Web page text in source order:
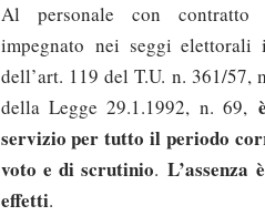
Al personale con contratto
impegnato nei seggi elettorali
dell’art. 119 del T.U. n. 361/57,
della Legge 29.1.1992, n. 69,
servizio per tutto il periodo
voto e di scrutinio.
effetti.